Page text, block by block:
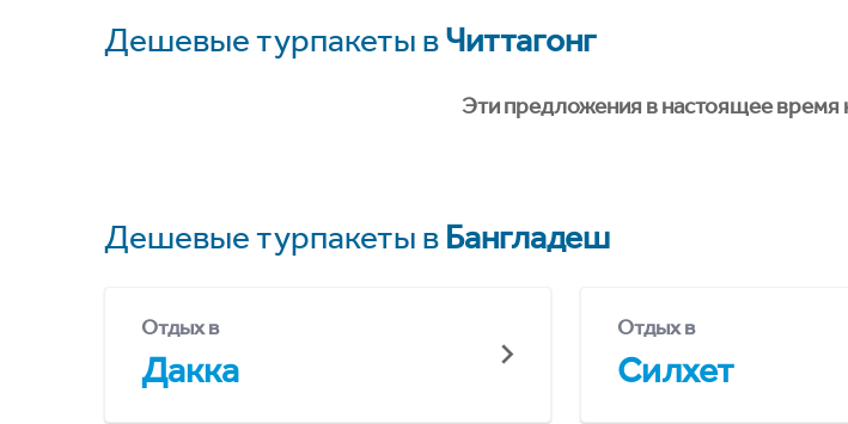
Дешевые турпакеты вЧиттагонг
Эти предложения в настоящее
Дешевые турпакеты в Бангладеш
Отдых в
Дакка
Отдых в
Силхет